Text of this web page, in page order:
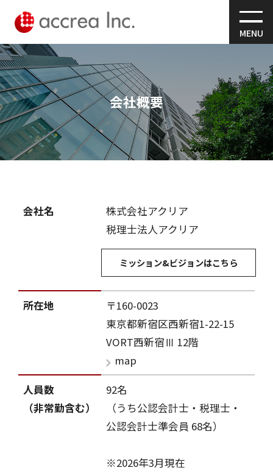
MENU
会社概要
会社名
株式会社アクリア
税理士法人アクリア
ミッション&ビジョンはこちら
所在地
〒160-0023
東京都新宿区西新宿1-22-15
VORT西新宿Ⅲ 12階
map
人員数
（非常勤含む）
92名
（うち公認会計士・税理士・
公認会計士準会員 68名）
※2026年3月現在